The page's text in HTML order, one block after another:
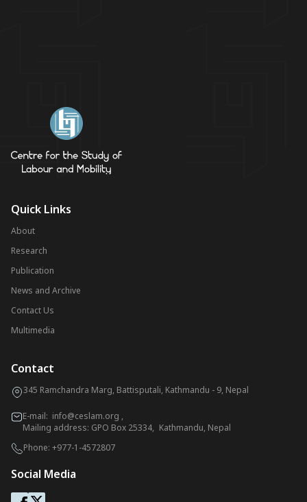
Quick Links
About
Research
Publication
News and Archive
Contact Us
Multimedia
Contact
345 Ramchandra Marg, Battisputali, Kathmandu - 9, Nepal
E-mail: info@ceslam.org ,
Mailing address: GPO Box 25334, Kathmandu, Nepal
Phone: +977-1-4572807
Social Media